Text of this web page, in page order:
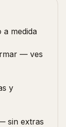
medida
— ves
y
sin extras